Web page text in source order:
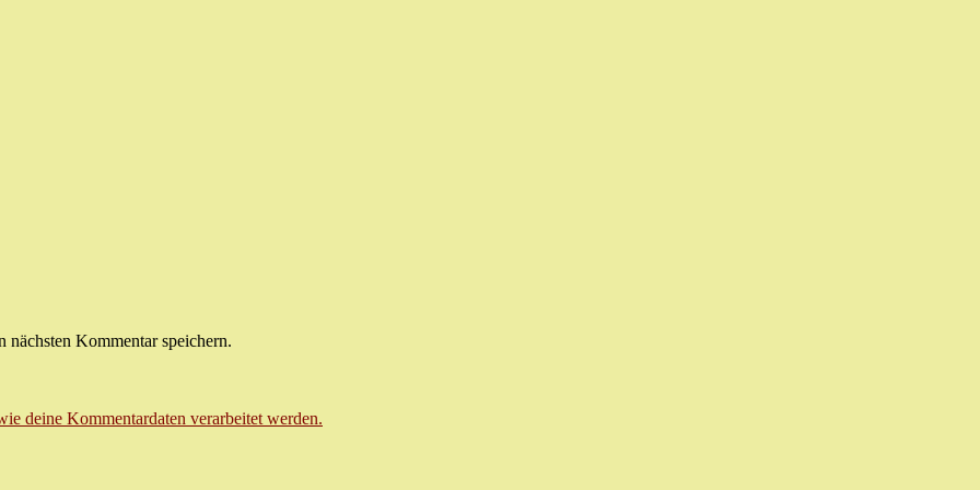
Kommentar speichern.
deine Kommentardaten verarbeitet werden.